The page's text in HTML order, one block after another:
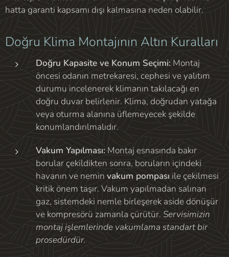
hatta garanti kapsamı dışı kalmasına neden olabilir.
Doğru Klima Montajının Altın Kuralları
Doğru Kapasite ve Konum Seçimi: Montaj
öncesi odanın metrekaresi, cephesi ve yalıtım
durumu incelenerek klimanın takılacağı en
doğru duvar belirlenir. Klima, doğrudan yatağa
veya oturma alanına üflemeyecek şekilde
konumlandırılmalıdır.
Vakum Yapılması: Montaj esnasında bakır
borular çekildikten sonra, boruların içindeki
havanın ve nemin vakum pompası ile çekilmesi
kritik önem taşır. Vakum yapılmadan salınan
gaz, sistemdeki nemle birleşerek aside dönüşür
ve kompresörü zamanla çürütür. Servisimizin
montaj işlemlerinde vakumlama standart bir
prosedürdür.